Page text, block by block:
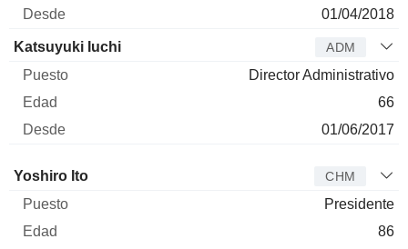
01/04/2018
Katsuyuki Iuchi ADM
Director Administrativo
66
01/06/2017
Administrador
Yoshiro Ito CHM
Presidente
86